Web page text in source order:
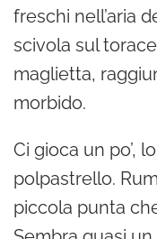
freschi nell’aria
scivola sul
maglietta,
morbido.
Ci gioca un po’,
polpastrello.
piccola punta